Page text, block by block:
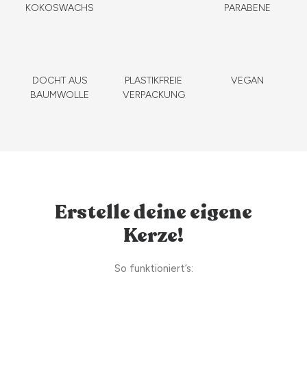
KOKOSWACHS
PARABENE
DOCHT AUS
BAUMWOLLE
PLASTIKFREIE
VERPACKUNG
VEGAN
Erstelle deine eigene
Kerze!
So funktioniert’s: